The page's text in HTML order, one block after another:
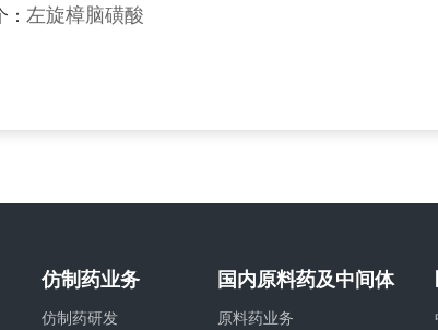
：左旋樟脑磺酸
仿制药业务
仿制药研发
国内原料药及中间体
原料药业务